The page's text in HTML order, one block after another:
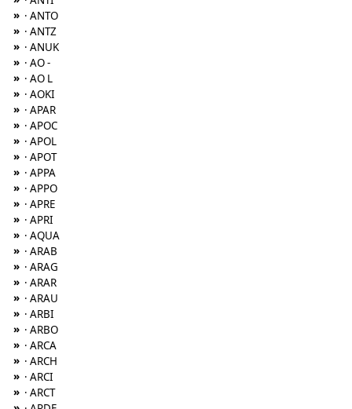
» · ANTO
» · ANTZ
» · ANUK
» · AO -
» · AO L
» · AOKI
» · APAR
» · APOC
» · APOL
» · APOT
» · APPA
» · APPO
» · APRE
» · APRI
» · AQUA
» · ARAB
» · ARAG
» · ARAR
» · ARAU
» · ARBI
» · ARBO
» · ARCA
» · ARCH
» · ARCI
» · ARCT